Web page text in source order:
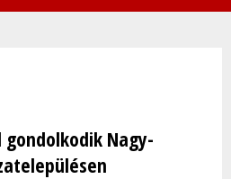
gondolkodik Nagy-